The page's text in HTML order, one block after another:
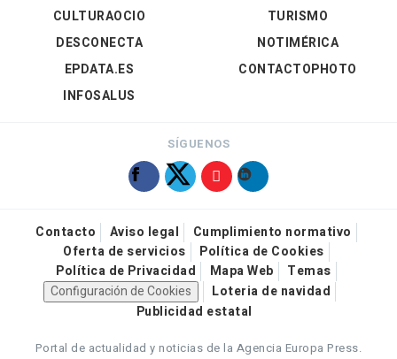
CULTURAOCIO
DESCONECTA
EPDATA.ES
INFOSALUS
TURISMO
NOTIMÉRICA
CONTACTOPHOTO
SÍGUENOS
Contacto Aviso legal
Cumplimiento normativo
Oferta de servicios
Política de Cookies
Política de Privacidad
Mapa Web
Temas
Configuración de Cookies
Loteria de navidad
Publicidad estatal
Portal de actualidad y noticias de la Agencia Europa Press.